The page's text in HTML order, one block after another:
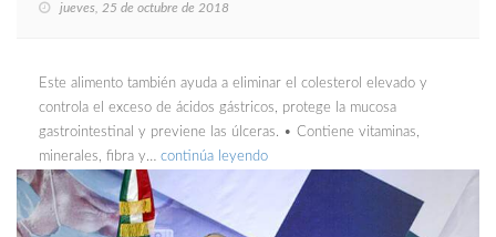
jueves, 25 de octubre de 2018
Este alimento también ayuda a eliminar el colesterol elevado y
controla el exceso de ácidos gástricos, protege la mucosa
gastrointestinal y previene las úlceras. • Contiene vitaminas,
minerales, fibra y… continúa leyendo